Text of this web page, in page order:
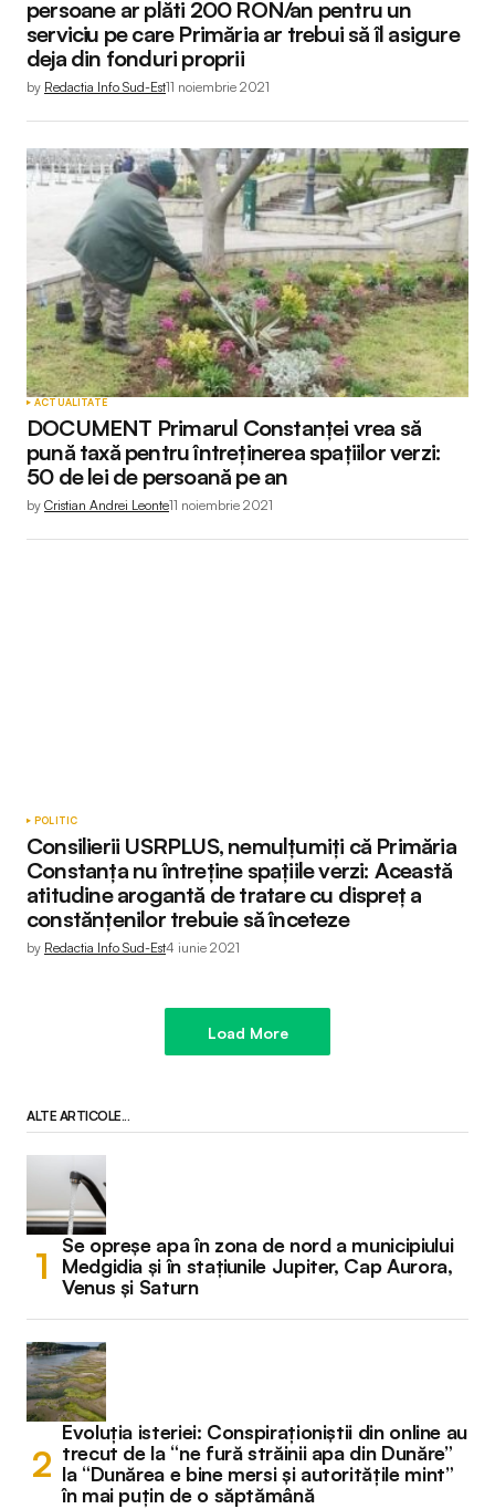
persoane ar plăti 200 RON/an pentru un
serviciu pe care Primăria ar trebui să îl asigure
deja din fonduri proprii
by Redactia Info Sud-Est11 noiembrie 2021
ACTUALITATE
DOCUMENT Primarul Constanței vrea să
pună taxă pentru întreținerea spațiilor verzi:
50 de lei de persoană pe an
by Cristian Andrei Leonte11 noiembrie 2021
POLITIC
Consilierii USRPLUS, nemulțumiți că Primăria
Constanța nu întreține spațiile verzi: Această
atitudine arogantă de tratare cu dispreț a
constănțenilor trebuie să înceteze
by Redactia Info Sud-Est4 iunie 2021
Load More
ALTE ARTICOLE...
Se opreșe apa în zona de nord a municipiului
Medgidia și în stațiunile Jupiter, Cap Aurora,
Venus și Saturn
Evoluția isteriei: Conspiraționiștii din online au
trecut de la “ne fură străinii apa din Dunăre”
la “Dunărea e bine mersi și autoritățile mint”
în mai puțin de o săptămână